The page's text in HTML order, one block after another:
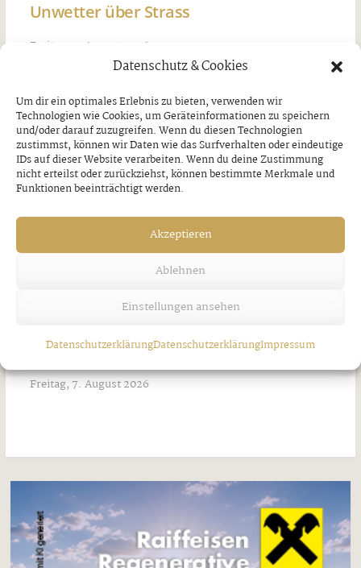
Datenschutz & Cookies
Um dir ein optimales Erlebnis zu bieten, verwenden wir
Technologien wie Cookies, um Geräteinformationen zu speichern
und/oder darauf zuzugreifen. Wenn du diesen Technologien
zustimmst, können wir Daten wie das Surfverhalten oder eindeutige
IDs auf dieser Website verarbeiten. Wenn du deine Zustimmung
nicht erteilst oder zurückziehst, können bestimmte Merkmale und
Funktionen beeinträchtigt werden.
Akzeptieren
Ablehnen
Einstellungen ansehen
DatenschutzerklärungDatenschutzerklärungImpressum
Unwetter über Strass
Freitag, 7. August 2026
Jakobi-Patrozinium in Strass
Freitag, 7. August 2026